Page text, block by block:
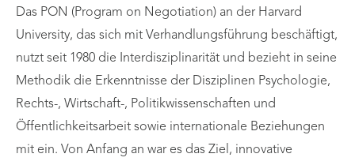
Das PON (Program on Negotiation) an der Harvard
University, das sich mit Verhandlungsführung beschäftigt,
nutzt seit 1980 die Interdisziplinarität und bezieht in seine
Methodik die Erkenntnisse der Disziplinen Psychologie,
Rechts-, Wirtschaft-, Politikwissenschaften und
Öffentlichkeitsarbeit sowie internationale Beziehungen
mit ein. Von Anfang an war es das Ziel, innovative